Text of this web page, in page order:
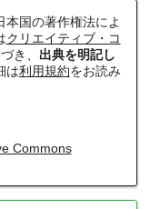
本国の著作権法によ
クリエイティブ・コ
き、 出典を明記し
は利用規約をお読み
Commons